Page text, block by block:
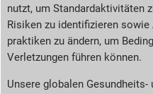
nutzt, um Standardaktivitäten
Risiken zu identifizieren
praktiken zu ändern, um
Verletzungen führen können.
Unsere globalen